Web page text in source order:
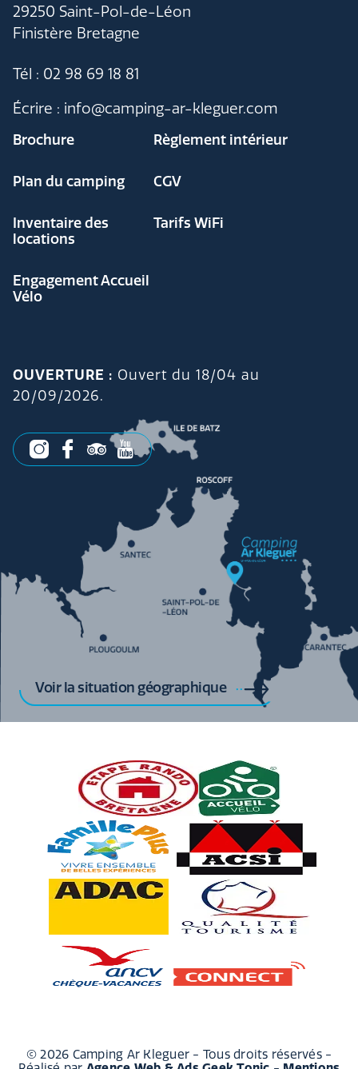
Voir la situation géographique
29250 Saint-Pol-de-Léon
Finistère Bretagne
Tél : 02 98 69 18 81
Écrire : info@camping-ar-kleguer.com
Brochure Règlement intérieur
Plan du camping CGV
Inventaire des
locations
Tarifs WiFi
Engagement Accueil
Vélo
OUVERTURE : Ouvert du 18/04 au
20/09/2026.
© 2026 Camping Ar Kleguer - Tous droits réservés -